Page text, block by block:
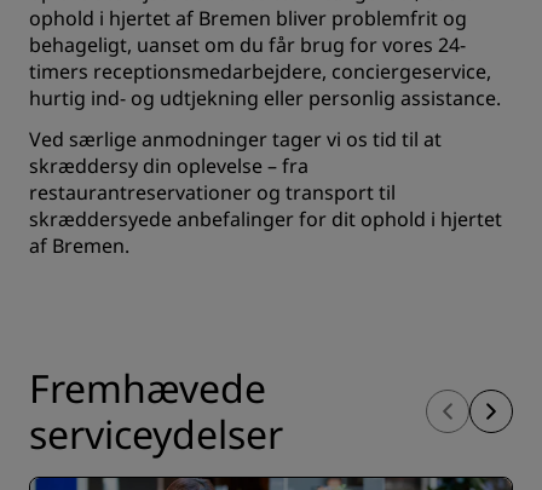
ophold i hjertet af Bremen bliver problemfrit og
behageligt, uanset om du får brug for vores 24-
timers receptionsmedarbejdere, conciergeservice,
hurtig ind- og udtjekning eller personlig assistance.
Ved særlige anmodninger tager vi os tid til at
skræddersy din oplevelse – fra
restaurantreservationer og transport til
skræddersyede anbefalinger for dit ophold i hjertet
af Bremen.
Fremhævede
serviceydelser